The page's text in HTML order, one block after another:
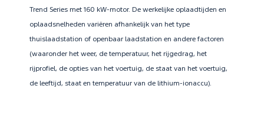
Trend Series met 160 kW-motor. De werkelijke oplaadtijden en
oplaadsnelheden variëren afhankelijk van het type
thuislaadstation of openbaar laadstation en andere factoren
(waaronder het weer, de temperatuur, het rijgedrag, het
rijprofiel, de opties van het voertuig, de staat van het voertuig,
de leeftijd, staat en temperatuur van de lithium-ionaccu).